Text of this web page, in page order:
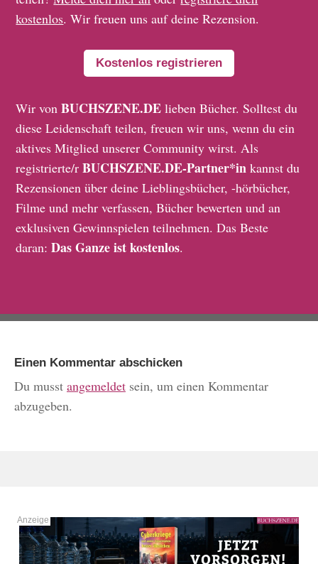
kostenlos. Wir freuen uns auf deine Rezension.
Kostenlos registrieren
Wir vonBUCHSZENE.DE lieben Bücher. Solltest du
diese Leidenschaft teilen, freuen wir uns, wenn du ein
aktives Mitglied unserer Community wirst. Als
registrierte/rBUCHSZENE.DE-Partner*in kannst du
Rezensionen über deine Lieblingsbücher, -hörbücher,
Filme und mehr verfassen, Bücher bewerten und an
exklusiven Gewinnspielen teilnehmen. Das Beste
daran:Das Ganze ist kostenlos.
Einen Kommentar abschicken
Du musst angemeldet sein, um einen Kommentar
abzugeben.